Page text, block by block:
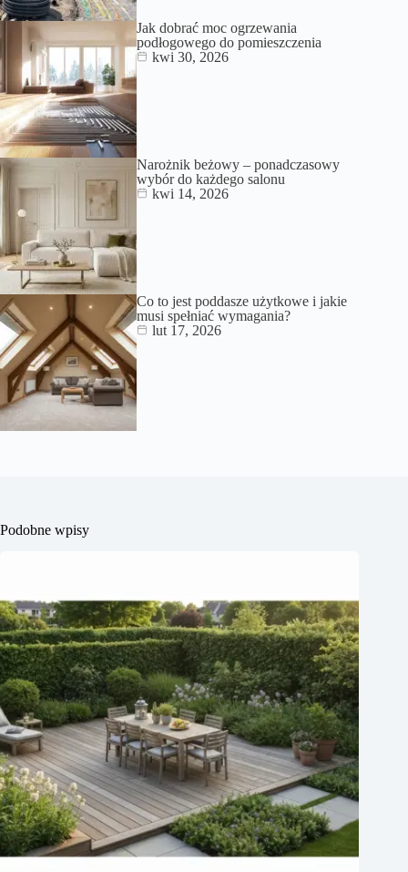
Jak dobrać moc ogrzewania
podłogowego do pomieszczenia
kwi 30, 2026
Narożnik beżowy – ponadczasowy
wybór do każdego salonu
kwi 14, 2026
Co to jest poddasze użytkowe i jakie
musi spełniać wymagania?
lut 17, 2026
Podobne wpisy